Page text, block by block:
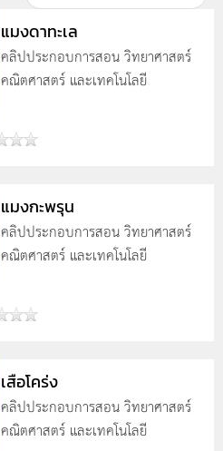
แมงดาทะเล
คลิปประกอบการสอน วิทยาศาสตร์
คณิตศาสตร์ และเทคโนโลยี
แมงกะพรุน
คลิปประกอบการสอน วิทยาศาสตร์
คณิตศาสตร์ และเทคโนโลยี
เสือโคร่ง
คลิปประกอบการสอน วิทยาศาสตร์
คณิตศาสตร์ และเทคโนโลยี